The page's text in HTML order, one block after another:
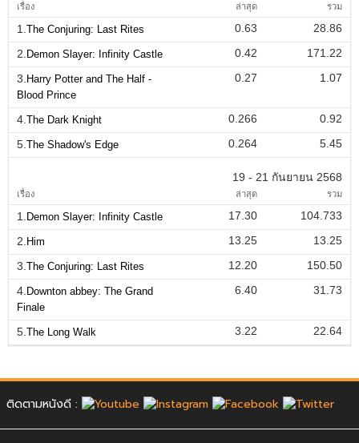
เรื่อง ล่าสุด รวม
1. The Conjuring: Last Rites 0.63
28.86
2. Demon Slayer: Infinity Castle 0.42
171.22
3. Harry Potter and The Half -
Blood Prince
0.27 1.07
4. The Dark Knight 0.266
0.92
5. The Shadow's Edge 0.264 5.45
19 - 21 กันยายน 2568
เรื่อง ล่าสุด รวม
1. Demon Slayer: Infinity Castle 17.30
104.733
2. Him 13.25
13.25
3. The Conjuring: Last Rites 12.20
150.50
4. Downton abbey: The Grand
Finale
6.40 31.73
5. The Long Walk 3.22 22.64
ติดตามหนังดี :